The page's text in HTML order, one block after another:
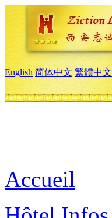
English 简体中文 繁體中文
Accueil